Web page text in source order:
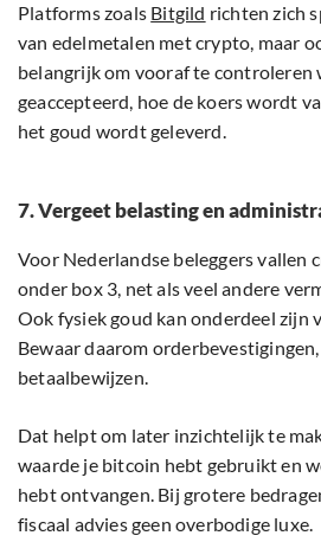
Platforms zoals Bitgild richten zich
van edelmetalen met crypto, maar
belangrijk om vooraf te controleren
geaccepteerd, hoe de koers wordt
het goud wordt geleverd.
7. Vergeet belasting en
Voor Nederlandse beleggers vallen
onder box 3, net als veel andere
Ook fysiek goud kan onderdeel zijn
Bewaar daarom
betaalbewijzen.
Dat helpt om later inzichtelijk te
waarde je bitcoin hebt gebruikt en
hebt ontvangen. Bij grotere
fiscaal advies geen overbodige luxe.